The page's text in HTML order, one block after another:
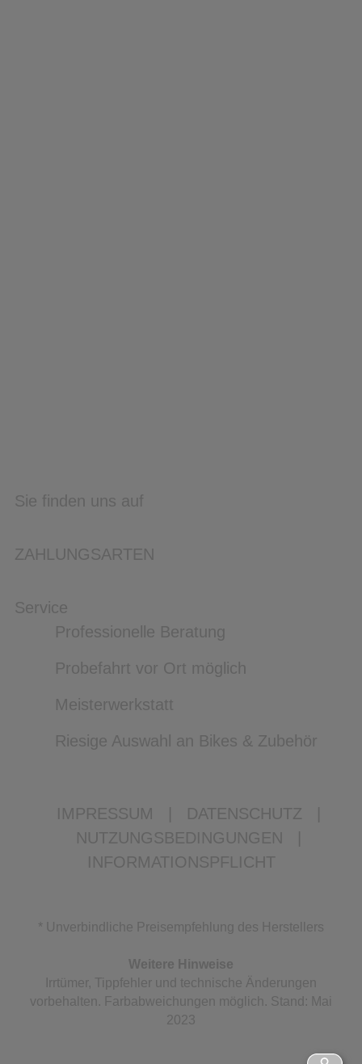
Sie finden uns auf
ZAHLUNGSARTEN
Service
Professionelle Beratung
Probefahrt vor Ort möglich
Meisterwerkstatt
Riesige Auswahl an Bikes & Zubehör
IMPRESSUM DATENSCHUTZ
NUTZUNGSBEDINGUNGEN
INFORMATIONSPFLICHT
* Unverbindliche Preisempfehlung des Herstellers
Weitere Hinweise
Irrtümer, Tippfehler und technische Änderungen
vorbehalten. Farbabweichungen möglich. Stand: Mai
2023